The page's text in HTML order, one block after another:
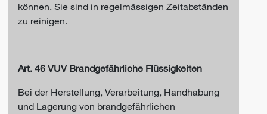
können. Sie sind in regelmässigen Zeitabständen
zu reinigen.
Art. 46 VUV Brandgefährliche Flüssigkeiten
Bei der Herstellung, Verarbeitung, Handhabung
und Lagerung von brandgefährlichen